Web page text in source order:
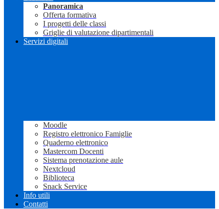
Panoramica
Offerta formativa
I progetti delle classi
Griglie di valutazione dipartimentali
Servizi digitali
Moodle
Registro elettronico Famiglie
Quaderno elettronico
Mastercom Docenti
Sistema prenotazione aule
Nextcloud
Biblioteca
Snack Service
Info utili
Contatti